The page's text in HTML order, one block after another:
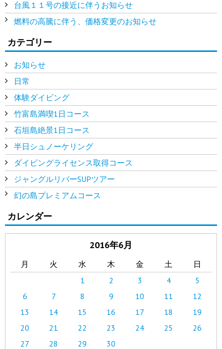
台風１１号の接近に伴うお知らせ
燃料の高騰に伴う、価格変更のお知らせ
カテゴリー
お知らせ
日常
体験ダイビング
竹富島満喫1日コース
石垣島絶景1日コース
半日シュノーケリング
ダイビングライセンス取得コース
ジャングルリバーSUPツアー
幻の島プレミアムコース
カレンダー
2016年6月
月 火 水 木 金 土
日
1
2 3 4
5
6
7 8 9 10 11
12
13
14 15 16 17 18
19
20
21 22 23 24 25
26
27
28 29
30